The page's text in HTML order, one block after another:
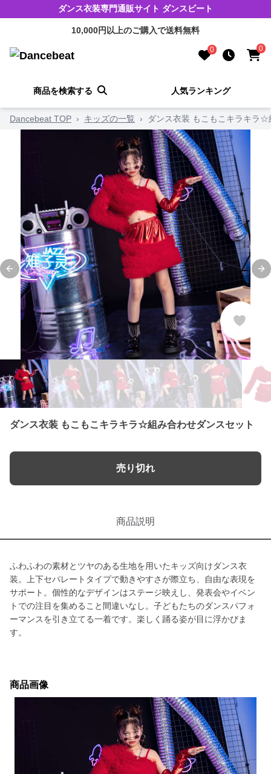
ダンス衣装専門通販サイト ダンスビート
10,000円以上のご購入で送料無料
0 0
商品を検索する 人気ランキング
Dancebeat TOP › キッズの一覧 › ダンス衣装 もこもこキラキラ
Previous slide
ダンス衣装 もこもこキラキラ☆組み合わせダンスセット
売り切れ
商品説明
ふわふわの素材とツヤのある生地を用いたキッズ向けダンス衣
装。上下セパレートタイプで動きやすさが際立ち、自由な表現を
サポート。個性的なデザインはステージ映えし、発表会やイベン
トでの注目を集めること間違いなし。子どもたちのダンスパフォ
ーマンスを引き立てる一着です。楽しく踊る姿が目に浮かびま
す。
商品画像